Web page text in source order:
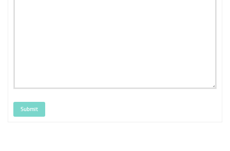
Submit